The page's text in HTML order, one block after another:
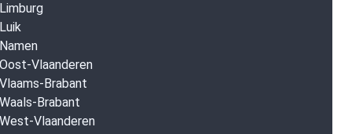
Limburg
Luik
Namen
Oost-Vlaanderen
Vlaams-Brabant
Waals-Brabant
West-Vlaanderen